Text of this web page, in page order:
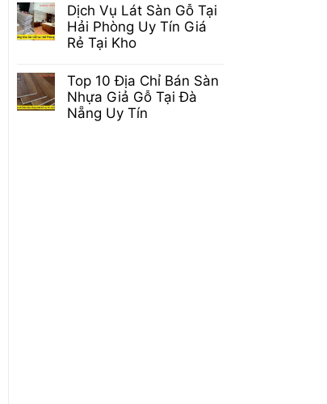
Không
Phải
Ai
Cũng
Biết
Nghiệp
Cốt
Đen
Là
và
Nhược
Điểm
bình
luận
ở
Dịch
Sàn
Gỗ
Tại
Ninh
Dịch Vụ Lát Sàn Gỗ Tại
Hải Phòng Uy Tín Giá
Rẻ Tại Kho
bình
luận
ở
Dịch
Top 10 Địa Chỉ Bán Sàn
Nhựa Giả Gỗ Tại Đà
Nẵng Uy Tín